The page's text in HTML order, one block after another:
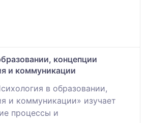
концепции
и коммуникации
в образовании,
и коммуникации» изучает
процессы и